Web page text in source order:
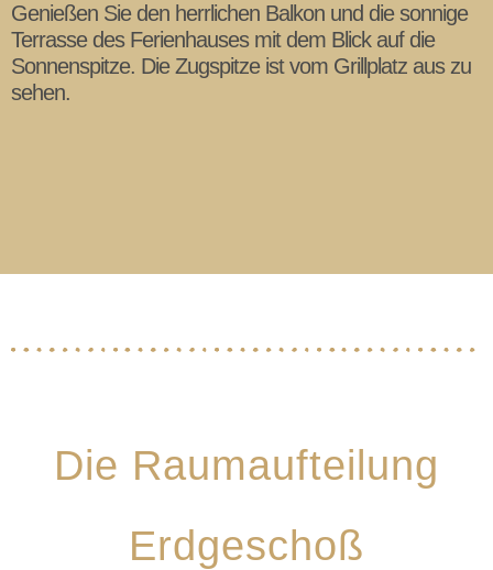
Genießen Sie den herrlichen Balkon und die sonnige
Terrasse des Ferienhauses mit dem Blick auf die
Sonnenspitze. Die Zugspitze ist vom Grillplatz aus zu
sehen.
Die Raumaufteilung
Erdgeschoß